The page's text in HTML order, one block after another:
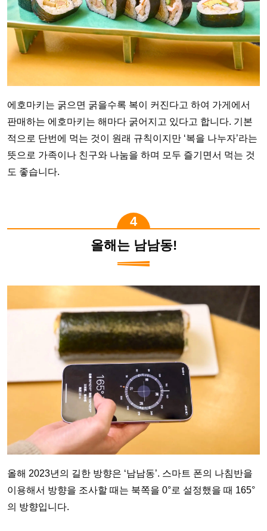
에호마키는 굵으면 굵을수록 복이 커진다고 하여 가게에서
판매하는 에호마키는 해마다 굵어지고 있다고 합니다. 기본
적으로 단번에 먹는 것이 원래 규칙이지만 ‘복을 나누자’라는
뜻으로 가족이나 친구와 나눔을 하며 모두 즐기면서 먹는 것
도 좋습니다.
올해는 남남동!
올해 2023년의 길한 방향은 ‘남남동’. 스마트 폰의 나침반을
이용해서 방향을 조사할 때는 북쪽을 0°로 설정했을 때 165°
의 방향입니다.